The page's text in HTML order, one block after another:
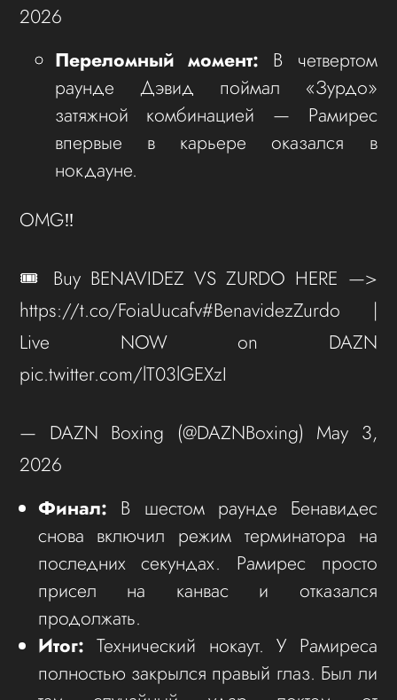
2026
Переломный момент: В четвертом
раунде Дэвид поймал «Зурдо»
затяжной комбинацией — Рамирес
впервые в карьере оказался в
нокдауне.
OMG‼️
🎟️ Buy BENAVIDEZ VS ZURDO HERE —>
https://t.co/FoiaUucafv#BenavidezZurdo |
Live NOW on DAZN
pic.twitter.com/lT03lGEXzI
— DAZN Boxing (@DAZNBoxing) May 3,
2026
Финал: В шестом раунде Бенавидес
снова включил режим терминатора на
последних секундах. Рамирес просто
присел на канвас и отказался
продолжать.
Итог: Технический нокаут. У Рамиреса
полностью закрылся правый глаз. Был ли